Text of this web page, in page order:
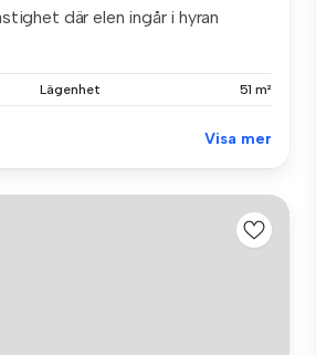
där elen ingår i hyran
Lägenhet 51 m²
Visa mer